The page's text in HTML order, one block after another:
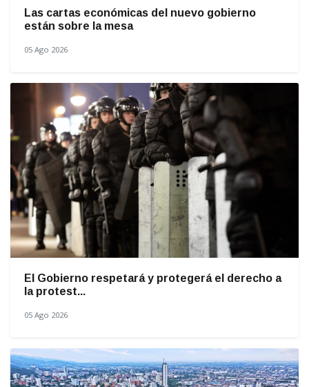
Las cartas económicas del nuevo gobierno
están sobre la mesa
05 Ago 2026
El Gobierno respetará y protegerá el derecho a
la protest...
05 Ago 2026